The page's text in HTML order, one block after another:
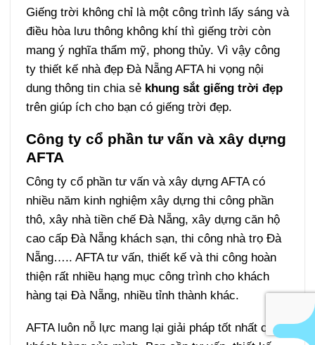
Giếng trời không chỉ là một công trình lấy sáng và
điều hòa lưu thông không khí thì giếng trời còn
mang ý nghĩa thẩm mỹ, phong thủy. Vì vậy công
ty thiết kế nhà đẹp Đà Nẵng AFTA hi vọng nội
dung thông tin chia sẻ khung sắt giếng trời đẹp
trên giúp ích cho bạn có giếng trời đẹp.
Công ty cổ phần tư vấn và xây dựng
AFTA
Công ty cổ phần tư vấn và xây dựng AFTA có
nhiều năm kinh nghiệm xây dựng thi công phần
thô, xây nhà tiền chế Đà Nẵng, xây dựng căn hộ
cao cấp Đà Nẵng khách sạn, thi công nhà trọ Đà
Nẵng….. AFTA tư vấn, thiết kế và thi công hoàn
thiện rất nhiều hạng mục công trình cho khách
hàng tại Đà Nẵng, nhiều tỉnh thành khác.
AFTA luôn nỗ lực mang lại giải pháp tốt nhất cho